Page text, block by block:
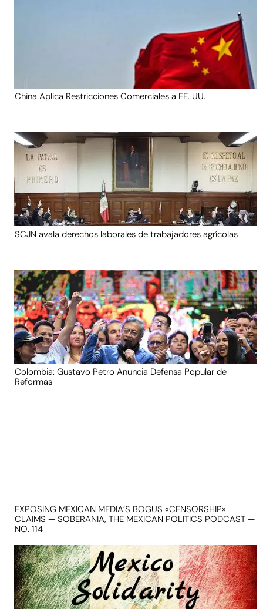
China Aplica Restricciones Comerciales a EE. UU.
SCJN avala derechos laborales de trabajadores agrícolas
Colombia: Gustavo Petro Anuncia Defensa Popular de
Reformas
EXPOSING MEXICAN MEDIA’S BOGUS «CENSORSHIP»
CLAIMS — SOBERANIA, THE MEXICAN POLITICS PODCAST —
NO. 114